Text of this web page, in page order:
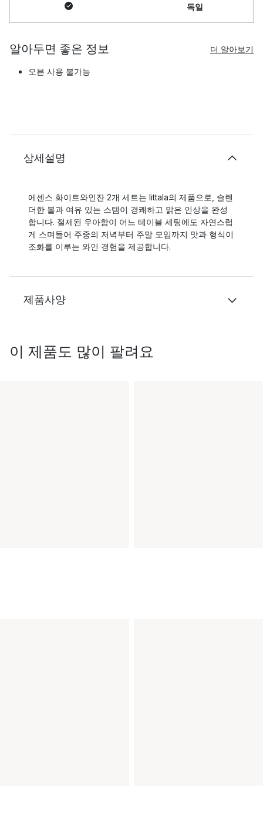
독일
알아두면 좋은 정보 더 알아보기
오븐 사용 불가능
상세설명
에센스 화이트와인잔 2개 세트는 Iittala의 제품으로, 슬렌
더한 볼과 여유 있는 스템이 경쾌하고 맑은 인상을 완성
합니다. 절제된 우아함이 어느 테이블 세팅에도 자연스럽
게 스며들어 주중의 저녁부터 주말 모임까지 맛과 형식이
조화를 이루는 와인 경험을 제공합니다.
제품사양
이 제품도 많이 팔려요